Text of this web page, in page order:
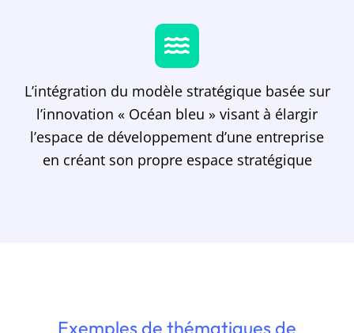
L’intégration du modèle stratégique basée sur
l’innovation « Océan bleu » visant à élargir
l’espace de développement d’une entreprise
en créant son propre espace stratégique
Exemples de thématiques de